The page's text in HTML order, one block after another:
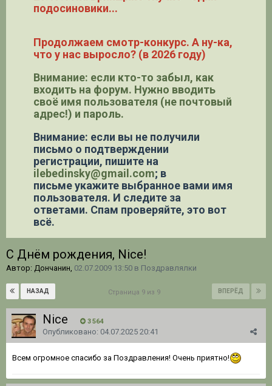
подосиновики...
Продолжаем смотр-конкурс. А ну-ка,
что у нас выросло? (в 2026 году)
Внимание: если кто-то забыл, как
входить на форум. Нужно вводить
своё имя пользователя (не почтовый
адрес!) и пароль.
Внимание: если вы не получили
письмо о подтверждении
регистрации, пишите на
ilebedinsky@gmail.com; в
письме укажите выбранное вами имя
пользователя. И следите за
ответами. Спам проверяйте, это вот
всё.
С Днём рождения, Nice!
Автор: Дончанин, 02.07.2009 13:50 в Поздравлялки
НАЗАД ВПЕРЁД
Страница 9 из 9
Nice 3 564
Опубликовано: 04.07.2025 20:41
Всем огромное спасибо за Поздравления! Очень приятно!